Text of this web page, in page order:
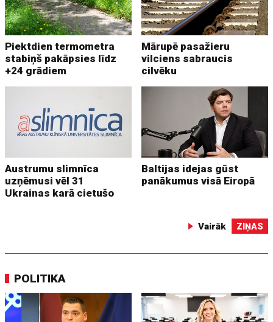
Piektdien termometra
stabiņš pakāpsies līdz
+24 grādiem
Mārupē pasažieru
vilciens sabraucis
cilvēku
Austrumu slimnīca
uzņēmusi vēl 31
Ukrainas karā cietušo
Baltijas idejas gūst
panākumus visā Eiropā
Vairāk ZIŅAS
POLITIKA